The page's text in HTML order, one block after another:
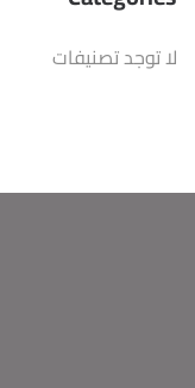
لا توجد تصنيفات